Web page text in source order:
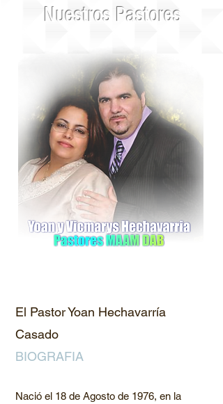
Nuestros Pastores
El Pastor Yoan Hechavarría
Casado
BIOGRAFIA
Nació el 18 de Agosto de 1976, en la